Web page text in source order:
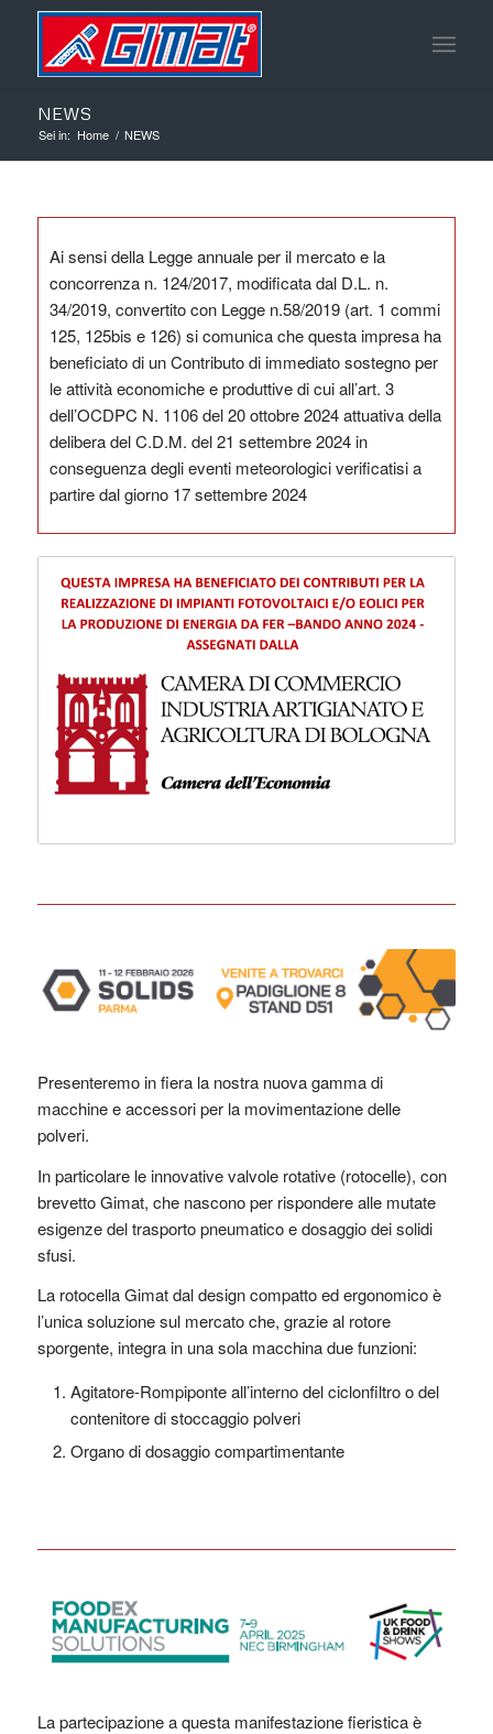
NEWS
Sei in: Home / NEWS
Ai sensi della Legge annuale per il mercato e la
concorrenza n. 124/2017, modificata dal D.L. n.
34/2019, convertito con Legge n.58/2019 (art. 1 commi
125, 125bis e 126) si comunica che questa impresa ha
beneficiato di un Contributo di immediato sostegno per
le attività economiche e produttive di cui all’art. 3
dell’OCDPC N. 1106 del 20 ottobre 2024 attuativa della
delibera del C.D.M. del 21 settembre 2024 in
conseguenza degli eventi meteorologici verificatisi a
partire dal giorno 17 settembre 2024
Presenteremo in fiera la nostra nuova gamma di
macchine e accessori per la movimentazione delle
polveri.
In particolare le innovative valvole rotative (rotocelle), con
brevetto Gimat, che nascono per rispondere alle mutate
esigenze del trasporto pneumatico e dosaggio dei solidi
sfusi.
La rotocella Gimat dal design compatto ed ergonomico è
l’unica soluzione sul mercato che, grazie al rotore
sporgente, integra in una sola macchina due funzioni:
Agitatore-Rompiponte all’interno del ciclonfiltro o del
contenitore di stoccaggio polveri
Organo di dosaggio compartimentante
La partecipazione a questa manifestazione fieristica è